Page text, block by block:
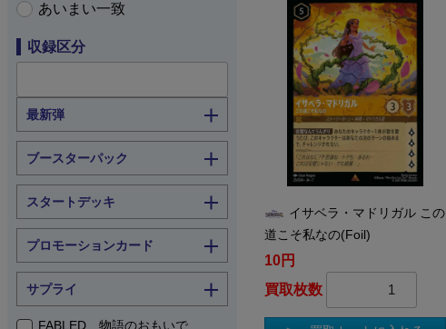
あいまい一致
収録区分
最新弾
ブースターパック
スタートデッキ
プロモーションカード
サプライ
FABLED 物語のおもいで
イサベラ・マドリガル この
道こそ私なの(Foil)
10円
買取枚数